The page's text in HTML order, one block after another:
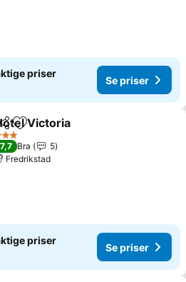
priser
Se priser
Legg til i favoritter
Victoria
7,7 Bra
5
Fredrikstad
priser
Se priser